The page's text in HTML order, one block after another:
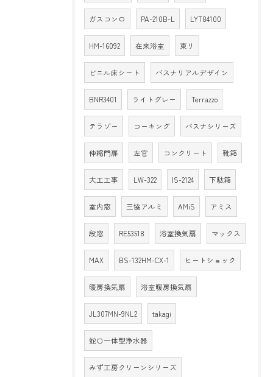
ガスコンロ PA-210B-L LYT84100
HM-16092 在来浴室 東リ
ビニル床シート バスナリアルデザイン
BNR3401 ライトグレー Terrazzo
テラゾー コーキング バスナシリーズ
伸縮門扉 左官 コンクリート 靴箱
大工工事 LW-322 IS-2124 下駄箱
室内窓 三協アルミ AMiS アミス
段窓 RE53518 浴室換気扇 マックス
MAX BS-132HM-CX-1 ヒートショック
暖房換気扇 浴室暖房換気扇
JL307MN-9NL2 takagi
蛇口一体型浄水器
みず工房クリーンシリーズ